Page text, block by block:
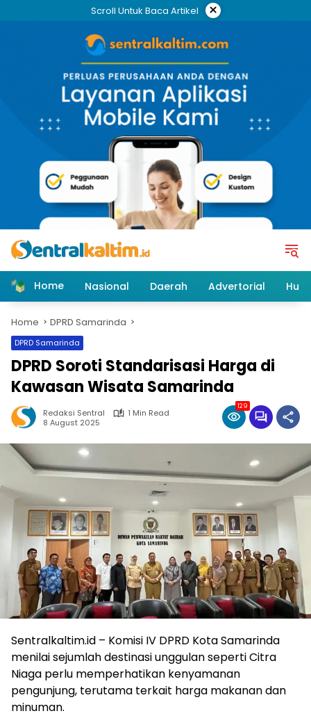
Scroll Untuk Baca Artikel ×
Home Nasional Daerah Advertorial
Home DPRD Samarinda
DPRD Samarinda
DPRD Soroti Standarisasi Harga di
Kawasan Wisata Samarinda
Redaksi Sentral
1 Min Read
8 August 2025
129
Sentralkaltim.id – Komisi IV DPRD Kota Samarinda
menilai sejumlah destinasi unggulan seperti Citra
Niaga perlu memperhatikan kenyamanan
pengunjung, terutama terkait harga makanan dan
minuman.